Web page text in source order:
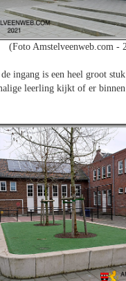
(Foto Amstelveenweb.com -
de ingang is een heel groot
leerling kijkt of er binnen